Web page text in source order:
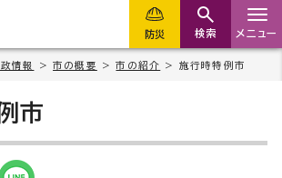
防災 検索 メニュー
情報 >市の概要 >市の紹介 > 施行時特例市
市